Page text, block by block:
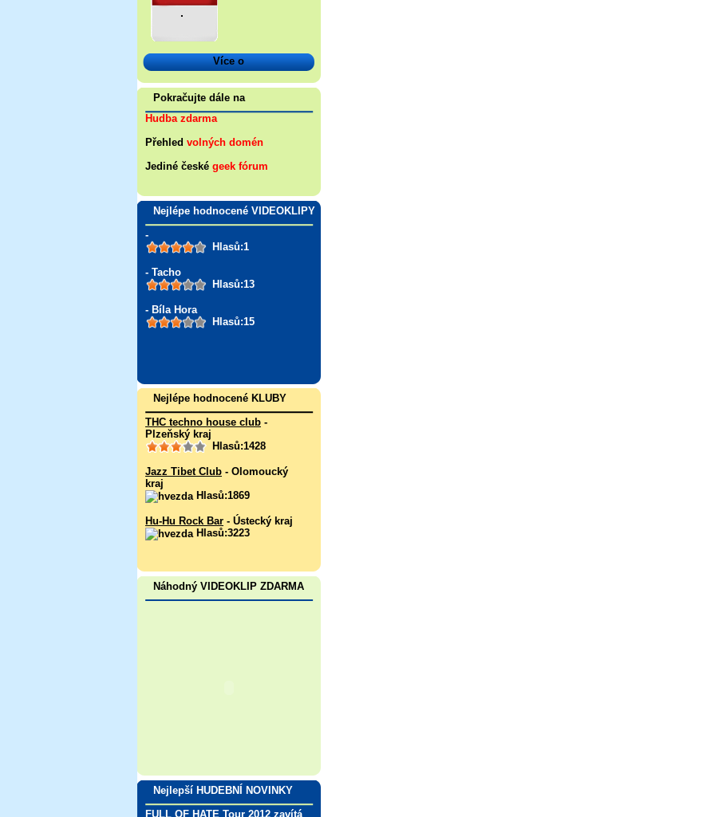
.
Více o
Pokračujte dále na
Hudba zdarma
Přehled volných domén
Jediné české geek fórum
Nejlépe hodnocené VIDEOKLIPY
-
Hlasů:1
- Tacho
Hlasů:13
- Bíla Hora
Hlasů:15
Nejlépe hodnocené KLUBY
THC techno house club -
Plzeňský kraj
Hlasů:1428
Jazz Tibet Club - Olomoucký
kraj
Hlasů:1869
Hu-Hu Rock Bar - Ústecký kraj
Hlasů:3223
Náhodný VIDEOKLIP ZDARMA
Nejlepší HUDEBNÍ NOVINKY
FULL OF HATE Tour 2012 zavítá